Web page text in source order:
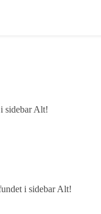
sidebar Alt!
i sidebar Alt!